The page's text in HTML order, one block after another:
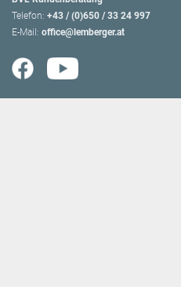
Telefon: +43 / (0)650 / 33 24 997
E-Mail: office@lemberger.at